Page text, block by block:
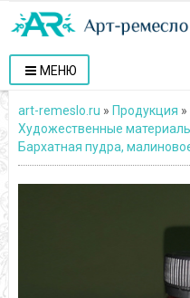
МЕНЮ
art-remeslo.ru » Продукция »
Художественные
Бархатная пудра,